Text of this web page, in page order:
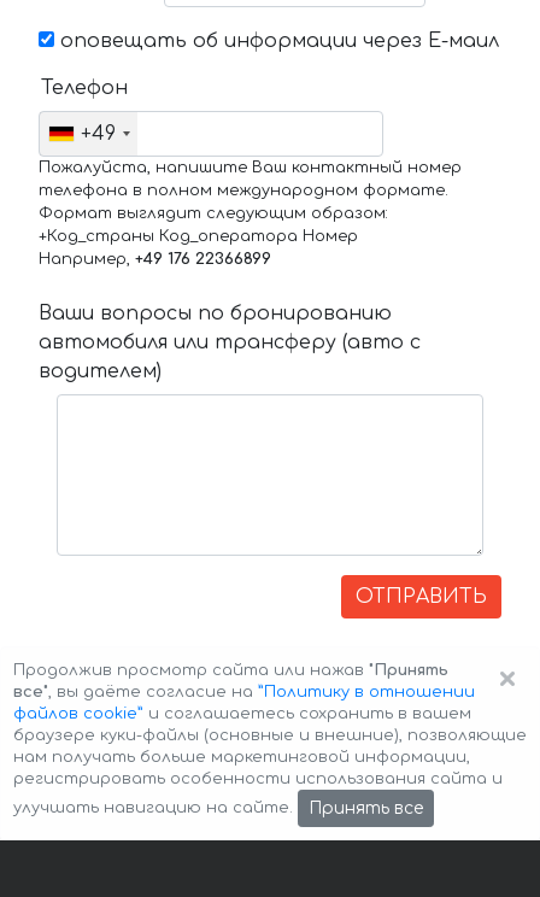
оповещать об информации через Е-маил
Телефон
+49
Пожалуйста, напишите Ваш контактный номер
телефона в полном международном формате.
Формат выглядит следующим образом:
+Код_страны Код_оператора Номер
Например, +49 176 22366899
Ваши вопросы по бронированию
автомобиля или трансферу (авто с
водителем)
ОТПРАВИТЬ
Авторские права © 2026 Авто-Аренда Cookie Policy
×
Продолжив просмотр сайта или нажав "Принять
все", вы даёте согласие на ”Политику в отношении
файлов cookie” и соглашаетесь сохранить в вашем
браузере куки-файлы (основные и внешние), позволяющие
нам получать больше маркетинговой информации,
регистрировать особенности использования сайта и
улучшать навигацию на сайте.
Принять все